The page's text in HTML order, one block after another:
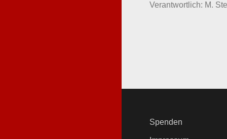
Verantwortlich: M.
Spenden